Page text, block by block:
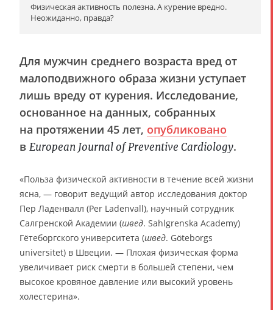
Физическая активность полезна. А курение вредно.
Неожиданно, правда?
Для мужчин среднего возраста вред от
малоподвижного образа жизни уступает
лишь вреду от курения. Исследование,
основанное на данных, собранных
на протяжении 45 лет, опубликовано
в European Journal of Preventive Cardiology.
«Польза физической активности в течение всей жизни
ясна, — говорит ведущий автор исследования доктор
Пер Ладенвалл (Per Ladenvall), научный сотрудник
Салгренской Академии (швед. Sahlgrenska Academy)
Гётеборгского университета (швед. Göteborgs
universitet) в Швеции. — Плохая физическая форма
увеличивает риск смерти в большей степени, чем
высокое кровяное давление или высокий уровень
холестерина».